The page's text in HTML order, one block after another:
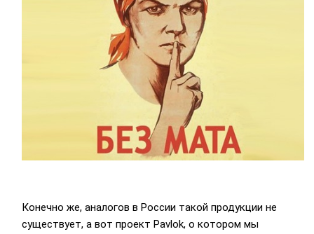
Конечно же, аналогов в России такой продукции не
существует, а вот проект Pavlok, о котором мы